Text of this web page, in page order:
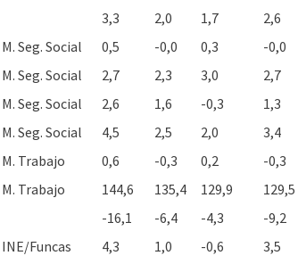
3,3 2,0 1,7 2,6
M. Seg. Social 0,5 -0,0 0,3 -0,0
M. Seg. Social 2,7 2,3 3,0 2,7
M. Seg. Social 2,6 1,6 -0,3 1,3
M. Seg. Social 4,5 2,5 2,0 3,4
M. Trabajo 0,6 -0,3 0,2 -0,3
M. Trabajo 144,6 135,4 129,9 129,5
-16,1 -6,4 -4,3 -9,2
INE/Funcas 4,3 1,0 -0,6 3,5